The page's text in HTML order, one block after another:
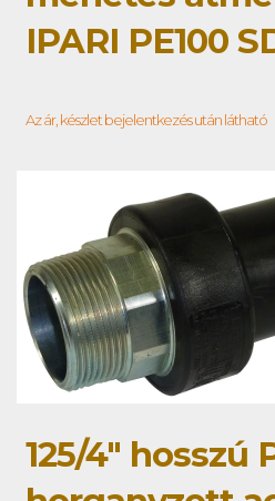
IPARI PE100
Az ár, készlet bejelentkezés után látható
125/4" hosszú